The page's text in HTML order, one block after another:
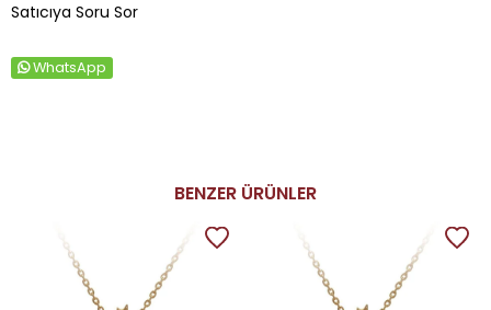
Satıcıya Soru Sor
WhatsApp
BENZER ÜRÜNLER